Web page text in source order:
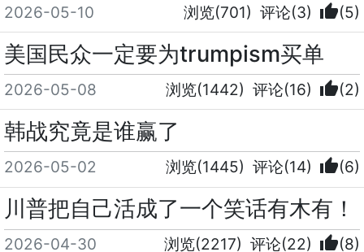
2026-05-10 浏览(701) 评论(3) thumb_up(5)
美国民众一定要为trumpism买单
2026-05-08 浏览(1442) 评论(16) thumb_up(2)
韩战究竟是谁赢了
2026-05-02 浏览(1445) 评论(14) thumb_up(6)
川普把自己活成了一个笑话有木有！
2026-04-30 浏览(2217) 评论(22) thumb_up(8)